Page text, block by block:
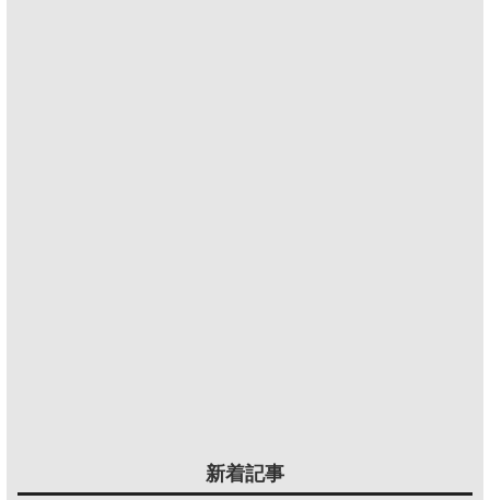
新着記事